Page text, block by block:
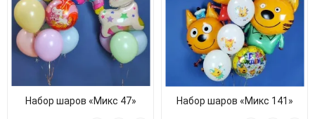
Набор шаров «Микс 47» Набор шаров «Микс 141»